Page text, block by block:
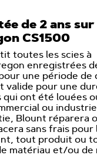
de 2 ans sur
CS1500
toutes les scies à
enregistrées
une période de
pour une
qui ont été louées
ou
Blount réparera
sans frais pour
tout produit ou
matériau et/ou de